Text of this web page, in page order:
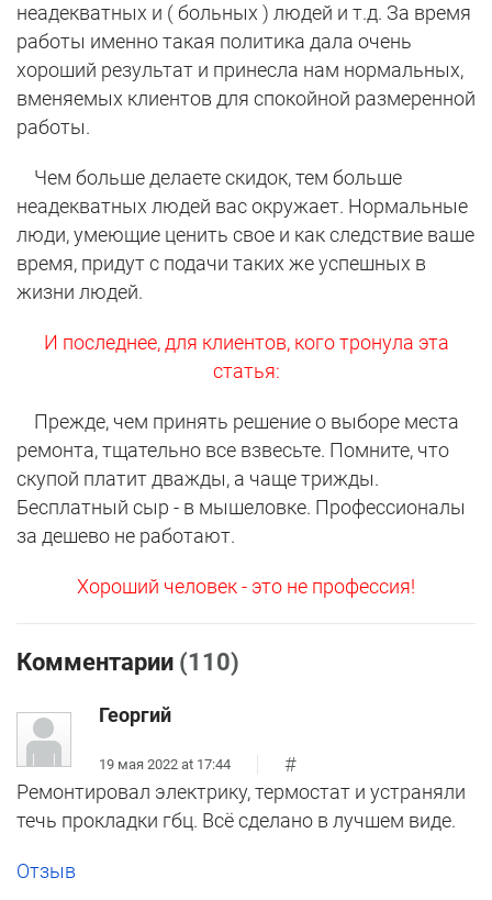
неадекватных и ( больных ) людей и т.д. За время
работы именно такая политика дала очень
хороший результат и принесла нам нормальных,
вменяемых клиентов для спокойной размеренной
работы.
Чем больше делаете скидок, тем больше
неадекватных людей вас окружает. Нормальные
люди, умеющие ценить свое и как следствие ваше
время, придут с подачи таких же успешных в
жизни людей.
И последнее, для клиентов, кого тронула эта
статья:
Прежде, чем принять решение о выборе места
ремонта, тщательно все взвесьте. Помните, что
скупой платит дважды, а чаще трижды.
Бесплатный сыр - в мышеловке. Профессионалы
за дешево не работают.
Хороший человек - это не профессия!
Комментарии (110)
Георгий
19 мая 2022 at 17:44
#
Ремонтировал электрику, термостат и устраняли
течь прокладки гбц. Всё сделано в лучшем виде.
Отзыв